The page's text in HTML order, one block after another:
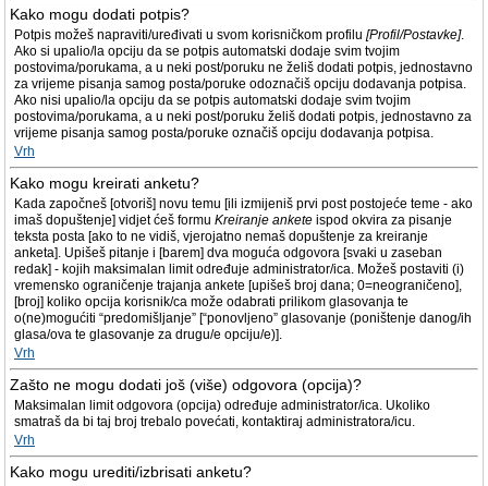
Kako mogu dodati potpis?
Potpis možeš napraviti/uređivati u svom korisničkom profilu [Profil/Postavke].
Ako si upalio/la opciju da se potpis automatski dodaje svim tvojim
postovima/porukama, a u neki post/poruku ne želiš dodati potpis, jednostavno
za vrijeme pisanja samog posta/poruke odoznačiš opciju dodavanja potpisa.
Ako nisi upalio/la opciju da se potpis automatski dodaje svim tvojim
postovima/porukama, a u neki post/poruku želiš dodati potpis, jednostavno za
vrijeme pisanja samog posta/poruke označiš opciju dodavanja potpisa.
Vrh
Kako mogu kreirati anketu?
Kada započneš [otvoriš] novu temu [ili izmijeniš prvi post postojeće teme - ako
imaš dopuštenje] vidjet ćeš formu Kreiranje ankete ispod okvira za pisanje
teksta posta [ako to ne vidiš, vjerojatno nemaš dopuštenje za kreiranje
anketa]. Upišeš pitanje i [barem] dva moguća odgovora [svaki u zaseban
redak] - kojih maksimalan limit određuje administrator/ica. Možeš postaviti (i)
vremensko ograničenje trajanja ankete [upišeš broj dana; 0=neograničeno],
[broj] koliko opcija korisnik/ca može odabrati prilikom glasovanja te
o(ne)mogućiti “predomišljanje” [“ponovljeno” glasovanje (poništenje danog/ih
glasa/ova te glasovanje za drugu/e opciju/e)].
Vrh
Zašto ne mogu dodati još (više) odgovora (opcija)?
Maksimalan limit odgovora (opcija) određuje administrator/ica. Ukoliko
smatraš da bi taj broj trebalo povećati, kontaktiraj administratora/icu.
Vrh
Kako mogu urediti/izbrisati anketu?